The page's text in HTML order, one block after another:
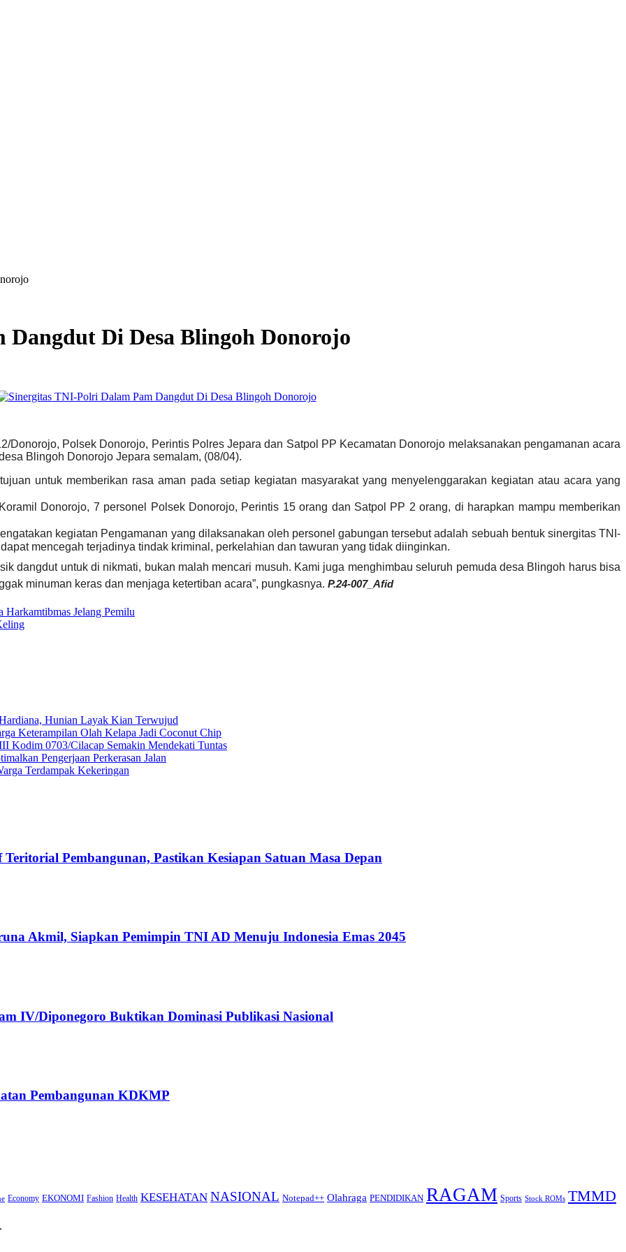
Di Desa Blingoh Donorojo
Donorojo, Polsek Donorojo, Perintis Polres Jepara dan Satpol PP Kecamatan Donorojo melaksanakan pengamanan acara
Blingoh Donorojo Jepara semalam, (08/04).
untuk memberikan rasa aman pada setiap kegiatan masyarakat yang menyelenggarakan kegiatan atau acara yang
Donorojo, 7 personel Polsek Donorojo, Perintis 15 orang dan Satpol PP 2 orang, di harapkan mampu memberikan
kegiatan Pengamanan yang dilaksanakan oleh personel gabungan tersebut adalah sebuah bentuk sinergitas TNI-
mencegah terjadinya tindak kriminal, perkelahian dan tawuran yang tidak diinginkan.
dangdut untuk di nikmati, bukan malah mencari musuh. Kami juga menghimbau seluruh pemuda desa Blingoh harus bisa
minuman keras dan menjaga ketertiban acara”, pungkasnya. P.24-007_ Afid
Jelang Pemilu
Hunian Layak Kian Terwujud
Keterampilan Olah Kelapa Jadi Coconut Chip
Kodim 0703/Cilacap Semakin Mendekati Tuntas
Pengerjaan Perkerasan Jalan
Terdampak Kekeringan
Pembangunan, Pastikan Kesiapan Satuan Masa Depan
Akmil, Siapkan Pemimpin TNI AD Menuju Indonesia Emas 2045
IV/Diponegoro Buktikan Dominasi Publikasi Nasional
Pembangunan KDKMP
Economy EKONOMI Fashion Health KESEHATAN NASIONAL Notepad++ Olahraga PENDIDIKAN RAGAM Sports Stock ROMs TMMD